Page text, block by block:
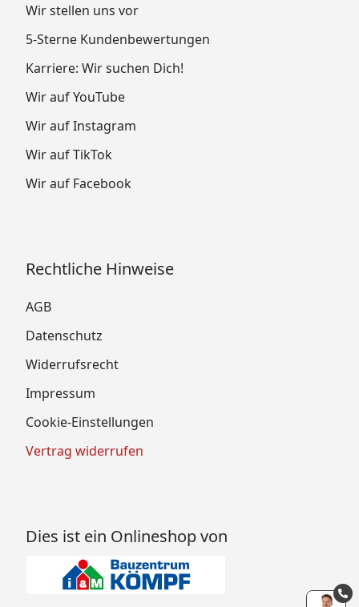
Wir stellen uns vor
5-Sterne Kundenbewertungen
Karriere: Wir suchen Dich!
Wir auf YouTube
Wir auf Instagram
Wir auf TikTok
Wir auf Facebook
Rechtliche Hinweise
AGB
Datenschutz
Widerrufsrecht
Impressum
Cookie-Einstellungen
Vertrag widerrufen
Dies ist ein Onlineshop von